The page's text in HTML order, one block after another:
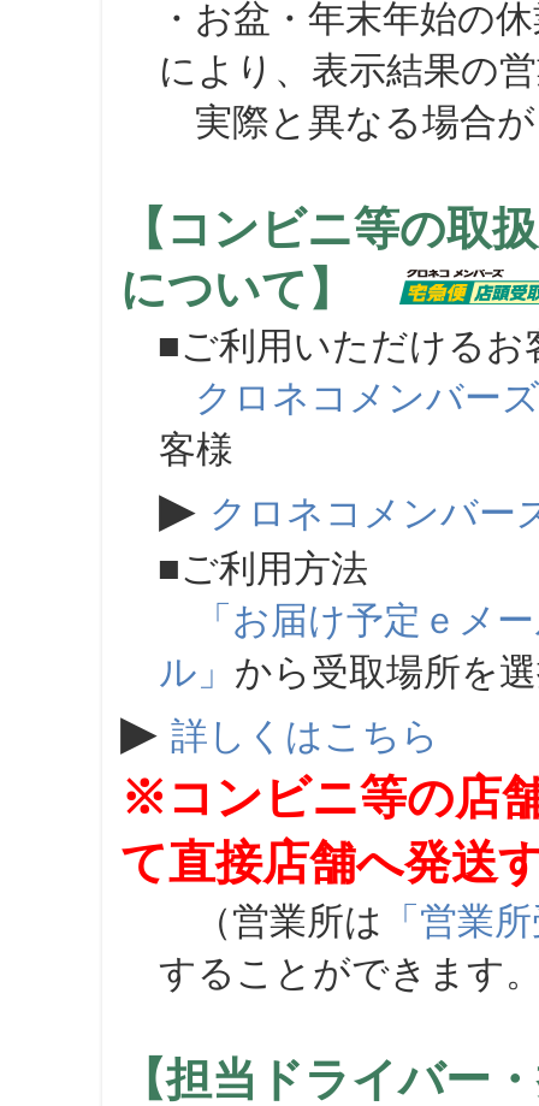
・お盆・年末年始の
により、表示結果の
実際と異なる場合が
【コンビニ等の取
について】
■ご利用いただけるお
クロネコメンバーズ
客様
▶ クロネコメンバー
■ご利用方法
「お届け予定ｅメ
ル」 から受取場所を
▶ 詳しくはこちら
※コンビニ等の店
て直接店舗へ発送
（営業所は 「営業
することができます
【担当ドライバー